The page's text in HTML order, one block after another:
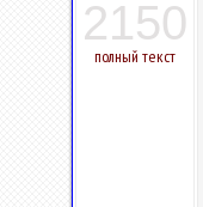
2150
полный текст